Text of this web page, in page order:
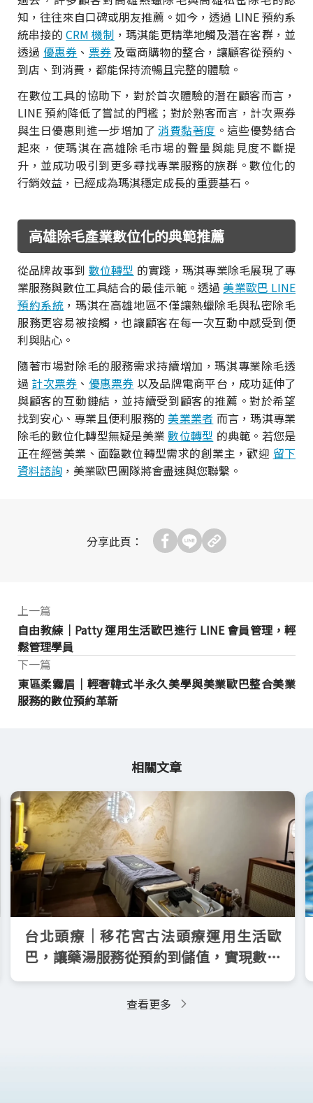
知，往往來自口碑或朋友推薦。如今，透過 LINE 預約系
統串接的CRM 機制 ，瑪淇能更精準地觸及潛在客群，並
透過 優惠券 、 票券及電商購物的整合，讓顧客從預約、
到店、到消費，都能保持流暢且完整的體驗。
在數位工具的協助下，對於首次體驗的潛在顧客而言，
LINE 預約降低了嘗試的門檻；對於熟客而言，計次票券
與生日優惠則進一步增加了消費黏著度 。這些優勢結合
起來，使瑪淇在高雄除毛市場的聲量與能見度不斷提
升，並成功吸引到更多尋找專業服務的族群。數位化的
行銷效益，已經成為瑪淇穩定成長的重要基石。
高雄除毛產業數位化的典範推薦
從品牌故事到 數位轉型 的實踐，瑪淇專業除毛展現了專
業服務與數位工具結合的最佳示範。透過 美業歐巴 LINE
預約系統 ，瑪淇在高雄地區不僅讓熱蠟除毛與私密除毛
服務更容易被接觸，也讓顧客在每一次互動中感受到便
利與貼心。
隨著市場對除毛的服務需求持續增加，瑪淇專業除毛透
過 計次票券 、 優惠票券 以及品牌電商平台，成功延伸了
與顧客的互動鏈結，並持續受到顧客的推薦。對於希望
找到安心、專業且便利服務的 美業業者 而言，瑪淇專業
除毛的數位化轉型無疑是美業數位轉型 的典範。若您是
正在經營美業、面臨數位轉型需求的創業主，歡迎 留下
資料諮詢 ，美業歐巴團隊將會盡速與您聯繫。
分享此頁：
上一篇
自由教練｜Patty 運用生活歐巴進行 LINE 會員管理，輕
鬆管理學員
東區柔霧眉｜輕奢韓式半永久美學與美業歐巴整合美業
服務的數位預約革新
下一篇
相關文章
台北頭療｜移花宮古法頭療運用生活歐
巴，讓藥湯服務從預約到儲值，實現數位
化營運
查看更多